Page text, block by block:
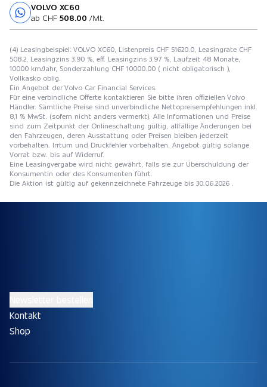
VOLVO XC60
ab CHF 508.00 /Mt.
(4) Leasingbeispiel: VOLVO XC60, Listenpreis CHF 51620.0, Leasingrate CHF
508.2, Leasingzins 3.90 %, eff. Leasingzins 3.97 %, Laufzeit 48 Monate,
10000 km/Jahr, Sonderzahlung CHF 10000.00 ( nicht obligatorisch ),
Vollkasko oblig.
Ein Angebot der Volvo Car Financial Services.
Für eine verbindliche Offerte kontaktieren Sie bitte ihren offiziellen Volvo
Händler. Sämtliche Preise sind unverbindliche Nettopreisempfehlungen inkl.
8,1 % MwSt. (sofern nicht anders vermerkt). Alle Informationen und Preise
sind zum Zeitpunkt der Onlineschaltung gültig, allfällige Änderungen bei
den Fahrzeugen, deren Ausstattung oder Preisen bleiben jederzeit
vorbehalten. Irrtum und Druckfehler vorbehalten. Angebot gültig solange
Vorrat bzw. bis auf Widerruf.
Eine Leasingvergabe wird nicht gewährt, falls sie zur Überschuldung der
Konsumentin oder des Konsumenten führt.
Die Aktion ist gültig auf gekennzeichnete Fahrzeuge bis 30.06.2026 .
Kontakt
Shop